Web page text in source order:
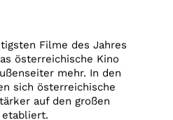
Filme des Jahres
österreichische Kino
mehr. In den
sich österreichische
auf den großen